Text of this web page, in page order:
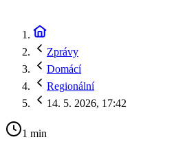
Zprávy
Domácí
Regionální
14. 5. 2026, 17:42
1 min